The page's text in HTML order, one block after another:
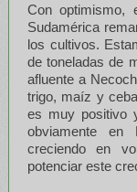
Con optimismo,
Sudamérica
los cultivos.
de toneladas de
afluente a
trigo, maíz y
es muy positivo
obviamente en
creciendo en
potenciar este